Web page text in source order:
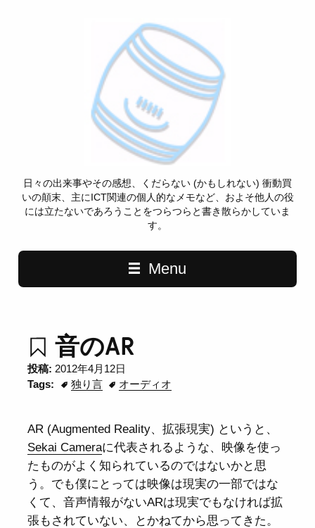
日々の出来事やその感想、くだらない (かもしれない) 衝動買
いの顛末、主にICT関連の個人的なメモなど、およそ他人の役
には立たないであろうことをつらつらと書き散らかしていま
す。
Menu
音のAR
投稿: 2012年4月12日
Tags:
独り言 オーディオ
AR (Augmented Reality、拡張現実) というと、
Sekai Cameraに代表されるような、映像を使っ
たものがよく知られているのではないかと思
う。でも僕にとっては映像は現実の一部ではな
くて、音声情報がないARは現実でもなければ拡
張もされていない、とかねてから思ってきた。